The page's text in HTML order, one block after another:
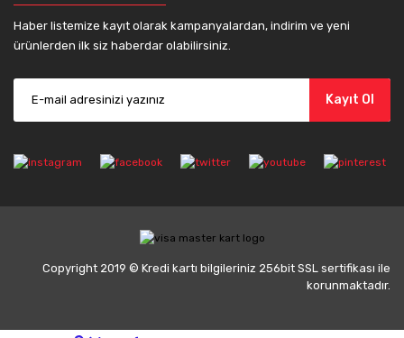
Haber listemize kayıt olarak kampanyalardan, indirim ve yeni
ürünlerden ilk siz haberdar olabilirsiniz.
Kayıt Ol
Copyright 2019 © Kredi kartı bilgileriniz 256bit SSL sertifikası ile
korunmaktadır.